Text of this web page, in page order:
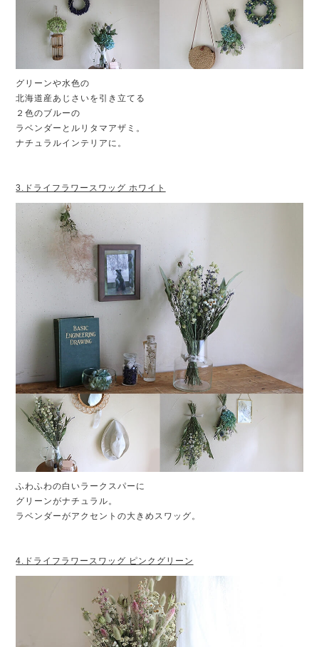
グリーンや水色の
北海道産あじさいを引き立てる
２色のブルーの
ラベンダーとルリタマアザミ。
ナチュラルインテリアに。
3.ドライフラワースワッグ ホワイト
ふわふわの白いラークスパーに
グリーンがナチュラル。
ラベンダーがアクセントの大きめスワッグ。
4.ドライフラワースワッグ ピンクグリーン